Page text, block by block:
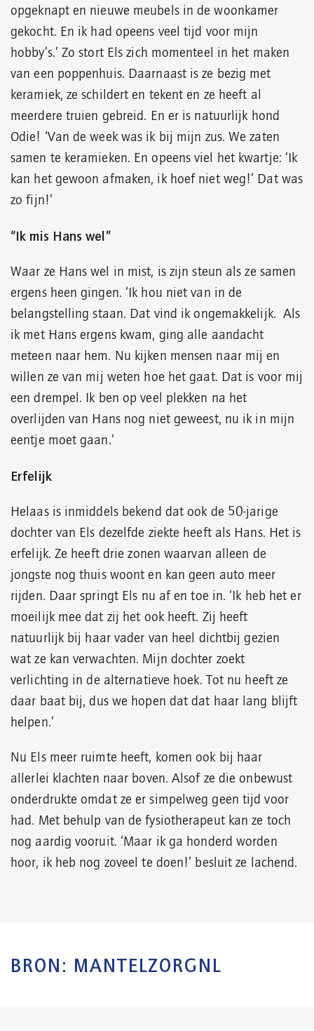
opgeknapt en nieuwe meubels in de woonkamer
gekocht. En ik had opeens veel tijd voor mijn
hobby’s.’ Zo stort Els zich momenteel in het maken
van een poppenhuis. Daarnaast is ze bezig met
keramiek, ze schildert en tekent en ze heeft al
meerdere truien gebreid. En er is natuurlijk hond
Odie! ‘Van de week was ik bij mijn zus. We zaten
samen te keramieken. En opeens viel het kwartje: ‘Ik
kan het gewoon afmaken, ik hoef niet weg!’ Dat was
zo fijn!’
“Ik mis Hans wel”
Waar ze Hans wel in mist, is zijn steun als ze samen
ergens heen gingen. ‘Ik hou niet van in de
belangstelling staan. Dat vind ik ongemakkelijk. Als
ik met Hans ergens kwam, ging alle aandacht
meteen naar hem. Nu kijken mensen naar mij en
willen ze van mij weten hoe het gaat. Dat is voor mij
een drempel. Ik ben op veel plekken na het
overlijden van Hans nog niet geweest, nu ik in mijn
eentje moet gaan.’
Erfelijk
Helaas is inmiddels bekend dat ook de 50-jarige
dochter van Els dezelfde ziekte heeft als Hans. Het is
erfelijk. Ze heeft drie zonen waarvan alleen de
jongste nog thuis woont en kan geen auto meer
rijden. Daar springt Els nu af en toe in. ‘Ik heb het er
moeilijk mee dat zij het ook heeft. Zij heeft
natuurlijk bij haar vader van heel dichtbij gezien
wat ze kan verwachten. Mijn dochter zoekt
verlichting in de alternatieve hoek. Tot nu heeft ze
daar baat bij, dus we hopen dat dat haar lang blijft
helpen.’
Nu Els meer ruimte heeft, komen ook bij haar
allerlei klachten naar boven. Alsof ze die onbewust
onderdrukte omdat ze er simpelweg geen tijd voor
had. Met behulp van de fysiotherapeut kan ze toch
nog aardig vooruit. ‘Maar ik ga honderd worden
hoor, ik heb nog zoveel te doen!’ besluit ze lachend.
BRON: MANTELZORGNL